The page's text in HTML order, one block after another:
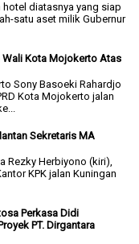
diatasnya yang siap
satu aset milik Gubernur
Wali Kota Mojokerto Atas
Sony Basoeki Rahardjo
Kota Mojokerto jalan
Sekretaris MA
Rezky Herbiyono (kiri),
KPK jalan Kuningan
Perkasa Didi
PT. Dirgantara